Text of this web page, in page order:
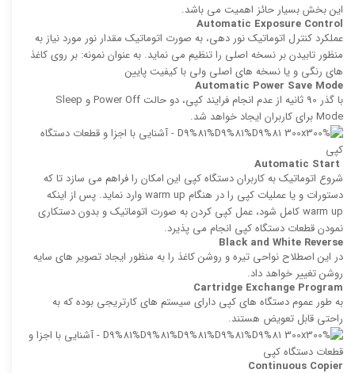
این بخش بسیار حائز اهمیت می باشد.
Automatic Exposure Control
عملكرد كنترل اتوماتیک نور دهی، به صورت اتوماتیک مقدار نور مورد نیاز به
منظور تابیدن بر نسخه اصلی را تنظیم می نماید. به عنوان نمونه: بر روی كاغذ
های رنگی و یا نسخه‌ های اصلی ولی با كیفیت پایین
Automatic Power Save Mode
با گذر 90 ثانیه از عدم انجام فرایند كپی، دو حالت Power Off و Sleep
Mode برای كاربران ایجاد خواهد شد.
شروع اتوماتیک به كاربران دستگاه کپی این امكان را فراهم می سازد تا كه
دستورات و یا عملیات كپی را در هنگام warm up وارد نماید. پس از اینكه
warm up كامل شود، عمل كپی كردن به صورت اتوماتیک و بدون دستکاری
نمودن قطعات دستگاه کپی انجام می پذیرد.
Black and White Reverse
در این اصطلاح نواحی تیره و روشن کاغذ را به منظور ایجاد تصویر های سایه
روشن تغییر خواهد داد.
Cartridge Exchange Program
به طور عموم دستگاه های کپی دارای سیستم های كارتریجی بوده كه به
راحتی قابل تعویض هستند.
Continuous Copier